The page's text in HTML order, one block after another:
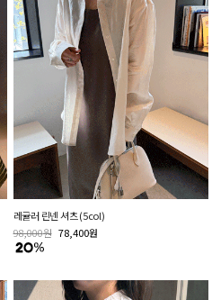
레귤러 린넨 셔츠 (5col)
98,000원 78,400원